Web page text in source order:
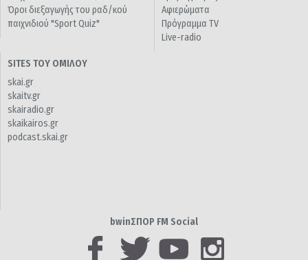
Όροι διεξαγωγής του ραδ/κού
παιχνιδιού "Sport Quiz"
Αφιερώματα
Πρόγραμμα TV
Live-radio
SITES ΤΟΥ ΟΜΙΛΟΥ
skai.gr
skaitv.gr
skairadio.gr
skaikairos.gr
podcast.skai.gr
bwinΣΠΟΡ FM Social